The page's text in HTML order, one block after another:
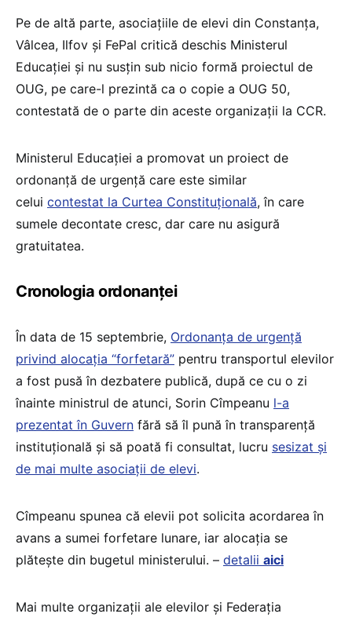
Pe de altă parte, asociațiile de elevi din Constanța,
Vâlcea, Ilfov și FePal critică deschis Ministerul
Educației și nu susțin sub nicio formă proiectul de
OUG, pe care-l prezintă ca o copie a OUG 50,
contestată de o parte din aceste organizații la CCR.
Ministerul Educației a promovat un proiect de
ordonanță de urgență care este similar
celui contestat la Curtea Constituțională, în care
sumele decontate cresc, dar care nu asigură
gratuitatea.
Cronologia ordonanței
În data de 15 septembrie, Ordonanța de urgență
privind alocația “forfetară” pentru transportul elevilor
a fost pusă în dezbatere publică, după ce cu o zi
înainte ministrul de atunci, Sorin Cîmpeanu l-a
prezentat în Guvern fără să îl pună în transparență
instituțională și să poată fi consultat, lucru sesizat și
de mai multe asociații de elevi.
Cîmpeanu spunea că elevii pot solicita acordarea în
avans a sumei forfetare lunare, iar alocația se
plătește din bugetul ministerului. – detalii aici
Mai multe organizații ale elevilor și Federaţia